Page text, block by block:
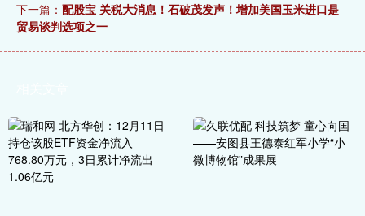
下一篇： 配股宝 关税大消息！石破茂发声！增加美国玉米进口是
贸易谈判选项之一